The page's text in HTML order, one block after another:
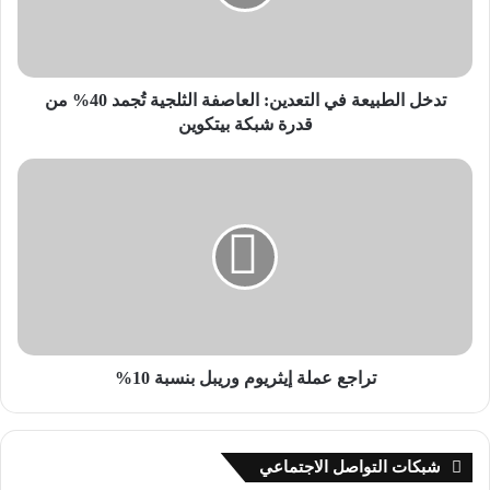
ضربة لمراكز الشراء: استحوذت المراهنات الصعودية (Longs) على
نصيب الأسد من الخسائر بنحو 471$ مليون دولار.
فجوة “الذهب الرقمي”: لماذا تخلفت
بيتكوين عن المعادن؟
مما أثار شكوكاً حول نظرية “التحول الوشيك للسيولة”.
من
قدرة
تدخل الطبيعة في التعدين: العاصفة الثلجية تُجمد 40% من
قدرة شبكة بيتكوين
تراجع
تراجع عملة إيثريوم وريبل بنسبة 10%
شبكات التواصل الاجتماعي